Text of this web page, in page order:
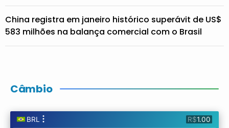
China registra em janeiro histórico superávit de US$
583 milhões na balança comercial com o Brasil
Câmbio